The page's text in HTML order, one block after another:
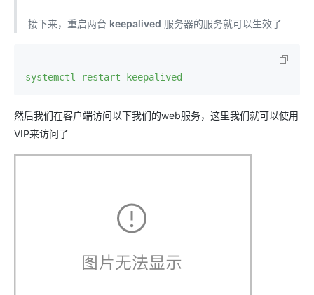
接下来，重启两台 keepalived 服务器的服务就可以生效了
systemctl restart keepalived
然后我们在客户端访问以下我们的web服务，这里我们就可以使用
VIP来访问了